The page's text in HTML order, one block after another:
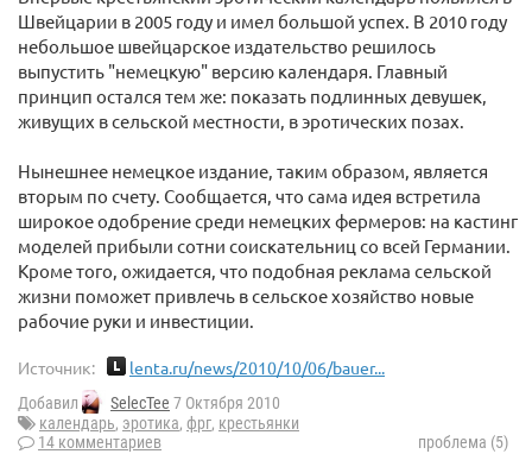
Швейцарии в 2005 году и имел большой успех. В 2010 году
небольшое швейцарское издательство решилось
выпустить "немецкую" версию календаря. Главный
принцип остался тем же: показать подлинных девушек,
живущих в сельской местности, в эротических позах.
Нынешнее немецкое издание, таким образом, является
вторым по счету. Сообщается, что сама идея встретила
широкое одобрение среди немецких фермеров: на кастинг
моделей прибыли сотни соискательниц со всей Германии.
Кроме того, ожидается, что подобная реклама сельской
жизни поможет привлечь в сельское хозяйство новые
рабочие руки и инвестиции.
Источник: lenta.ru/news/2010/10/06/bauer...
Добавил SelecTee 7 Октября 2010
календарь, эротика, фрг, крестьянки
14 комментариев
проблема (5)